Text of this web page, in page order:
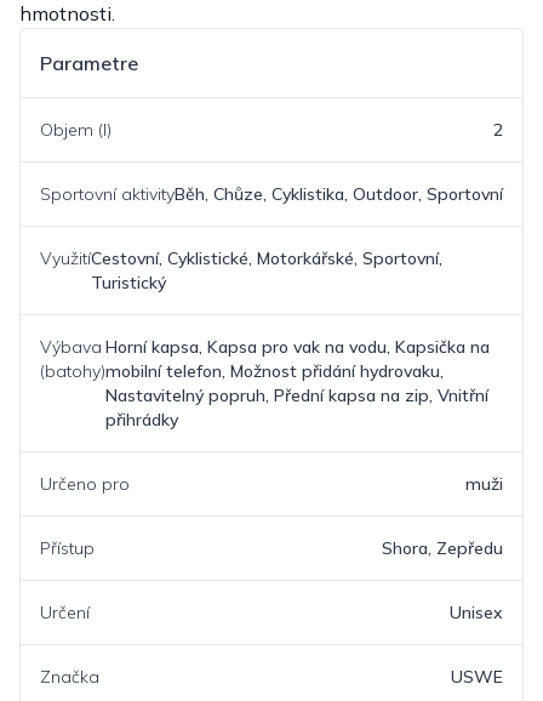
hmotnosti.
Parametre
Objem (l) 2
Sportovní aktivityBěh, Chůze, Cyklistika, Outdoor, Sportovní
VyužitíCestovní, Cyklistické, Motorkářské, Sportovní,
Turistický
Výbava
(batohy)
Horní kapsa, Kapsa pro vak na vodu, Kapsička na
mobilní telefon, Možnost přidání hydrovaku,
Nastavitelný popruh, Přední kapsa na zip, Vnitřní
přihrádky
Určeno pro muži
Přístup Shora, Zepředu
Určení Unisex
Značka USWE